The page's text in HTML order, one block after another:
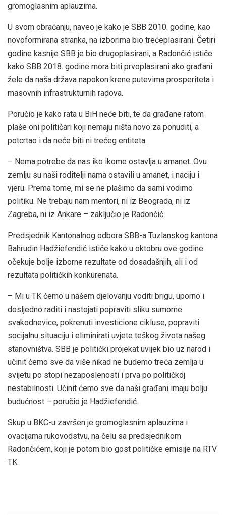
gromoglasnim aplauzima.
U svom obraćanju, naveo je kako je SBB 2010. godine, kao
novoformirana stranka, na izborima bio trećeplasirani. Četiri
godine kasnije SBB je bio drugoplasirani, a Radončić ističe
kako SBB 2018. godine mora biti prvoplasirani ako građani
žele da naša država napokon krene putevima prosperiteta i
masovnih infrastrukturnih radova.
Poručio je kako rata u BiH neće biti, te da građane ratom
plaše oni političari koji nemaju ništa novo za ponuditi, a
potcrtao i da neće biti ni trećeg entiteta.
– Nema potrebe da nas iko ikome ostavlja u amanet. Ovu
zemlju su naši roditelji nama ostavili u amanet, i naciju i
vjeru. Prema tome, mi se ne plašimo da sami vodimo
politiku. Ne trebaju nam mentori, ni iz Beograda, ni iz
Zagreba, ni iz Ankare – zaključio je Radončić.
Predsjednik Kantonalnog odbora SBB-a Tuzlanskog kantona
Bahrudin Hadžiefendić ističe kako u oktobru ove godine
očekuje bolje izborne rezultate od dosadašnjih, ali i od
rezultata političkih konkurenata.
– Mi u TK ćemo u našem djelovanju voditi brigu, uporno i
dosljedno raditi i nastojati popraviti sliku sumorne
svakodnevice, pokrenuti investicione cikluse, popraviti
socijalnu situaciju i eliminirati uvjete teškog života našeg
stanovništva. SBB je politički projekat uvijek bio uz narod i
učinit ćemo sve da više nikad ne budemo treća zemlja u
svijetu po stopi nezaposlenosti i prva po političkoj
nestabilnosti. Učinit ćemo sve da naši građani imaju bolju
budućnost – poručio je Hadžiefendić.
Skup u BKC-u završen je gromoglasnim aplauzima i
ovacijama rukovodstvu, na čelu sa predsjednikom
Radončićem, koji je potom bio gost političke emisije na RTV
TK.